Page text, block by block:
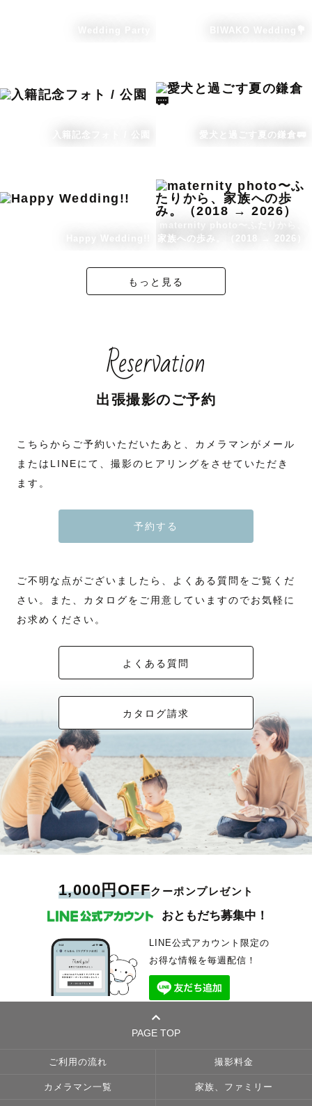
BIWAKO Wedding💐
入籍記念フォト / 公園 愛犬と過ごす夏の鎌倉🚃
家族への歩み。（2018 → 2026）
もっと見る
Reservation
出張撮影のご予約
こちらからご予約いただいたあと、カメラマンがメール
またはLINEにて、撮影のヒアリングをさせていただき
ます。
予約する
ご不明な点がございましたら、よくある質問をご覧くだ
さい。また、カタログをご用意していますのでお気軽に
お求めください。
よくある質問
カタログ請求
1,000円OFFクーポンプレゼント
おともだち募集中！
LINE公式アカウント限定の
お得な情報を毎週配信！
PAGE TOP
ご利用の流れ 撮影料金
カメラマン一覧 家族、ファミリー